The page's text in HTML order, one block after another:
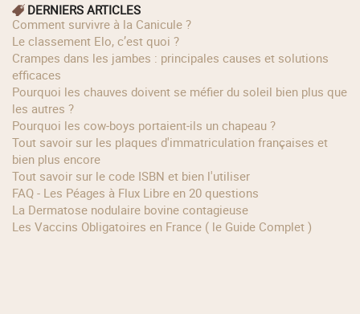
DERNIERS ARTICLES
Comment survivre à la Canicule ?
Le classement Elo, c’est quoi ?
Crampes dans les jambes : principales causes et solutions
efficaces
Pourquoi les chauves doivent se méfier du soleil bien plus que
les autres ?
Pourquoi les cow‑boys portaient‑ils un chapeau ?
Tout savoir sur les plaques d'immatriculation françaises et
bien plus encore
Tout savoir sur le code ISBN et bien l'utiliser
FAQ - Les Péages à Flux Libre en 20 questions
La Dermatose nodulaire bovine contagieuse
Les Vaccins Obligatoires en France ( le Guide Complet )